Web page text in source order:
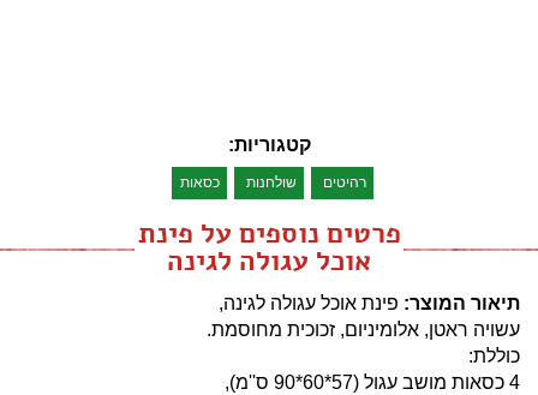
קטגוריות:
רהיטים שולחנות כסאות
פרטים נוספים על פינת
אוכל עגולה לגינה
תיאור המוצר: פינת אוכל עגולה לגינה,
עשויה ראטן, אלומיניום, זכוכית מחוסמת.
כוללת:
4 כסאות מושב עגול (57*60*90 ס''מ),